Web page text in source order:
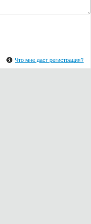
Что мне даст регистрация?